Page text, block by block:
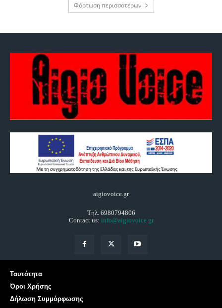
Φόρτωση περισσοτέρων
aigiovoice.gr
Τηλ. 6980794806
Contact us: info@aigiovoice.gr
Ταυτότητα
Όροι Χρήσης
Δήλωση Συμμόρφωσης